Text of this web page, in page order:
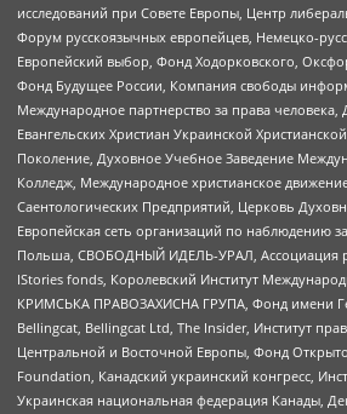
исследований при Совете Европы, Центр
Форум русскоязычных европейцев, Немецко-
Европейский выбор, Фонд Ходорковского,
Фонд Будущее России, Компания свободы
Международное партнерство за права
Евангельских Христиан Украинской
Поколение, Духовное Учебное Заведение
Колледж, Международное христианское
Саентологических Предприятий, Церковь
Европейская сеть организаций по наблюдению
Польша, СВОБОДНЫЙ ИДЕЛЬ-УРАЛ, Ассоциация
IStories fonds, Королевский Институт
КРИМСЬКА ПРАВОЗАХИСНА ГРУПА, Фонд имени
Bellingcat, Bellingcat Ltd, The Insider, Институт
Центральной и Восточной Европы, Фонд
Foundation, Канадский украинский конгресс,
Украинская национальная федерация Канады,